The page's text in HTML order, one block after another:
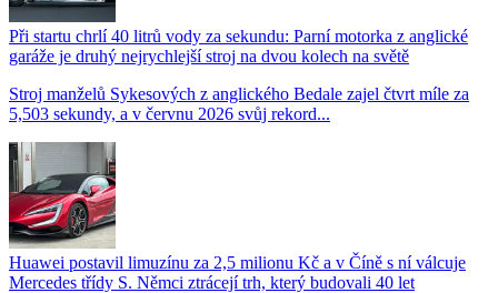
Při startu chrlí 40 litrů vody za sekundu: Parní motorka z anglické
garáže je druhý nejrychlejší stroj na dvou kolech na světě
Stroj manželů Sykesových z anglického Bedale zajel čtvrt míle za
5,503 sekundy, a v červnu 2026 svůj rekord...
Huawei postavil limuzínu za 2,5 milionu Kč a v Číně s ní válcuje
Mercedes třídy S. Němci ztrácejí trh, který budovali 40 let